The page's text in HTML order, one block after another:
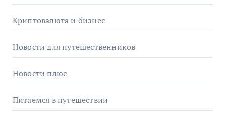
Криптовалюта и бизнес
Новости для путешественников
Новости плюс
Питаемся в путешествии